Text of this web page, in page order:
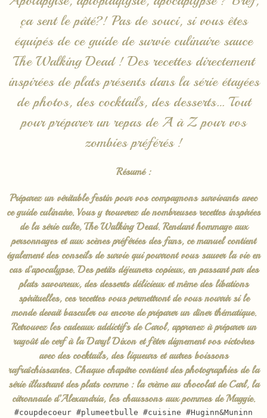
ça sent le pâté?! Pas de souci, si vous êtes
équipés de ce guide de survie culinaire sauce
The Walking Dead ! Des recettes directement
inspirées de plats présents dans la série étayées
de photos, des cocktails, des desserts… Tout
pour préparer un repas de A à Z pour vos
zombies préférés !
Résumé :
Préparez un véritable festin pour vos compagnons survivants avec
ce guide culinaire. Vous y trouverez de nombreuses recettes inspirées
de la série culte, The Walking Dead. Rendant hommage aux
personnages et aux scènes préférées des fans, ce manuel contient
également des conseils de survie qui pourront vous sauver la vie en
cas d’apocalypse. Des petits déjeuners copieux, en passant par des
plats savoureux, des desserts délicieux et même des libations
spirituelles, ces recettes vous permettront de vous nourrir si le
monde devait basculer ou encore de préparer un dîner thématique.
Retrouvez les cadeaux addictifs de Carol, apprenez à préparer un
ragoût de cerf à la Daryl Dixon et fêter dignement vos victoires
avec des cocktails, des liqueurs et autres boissons
rafraîchissantes. Chaque chapitre contient des photographies de la
série illustrant des plats comme : la crème au chocolat de Carl, la
citronnade d’Alexandria, les chaussons aux pommes de Maggie.
#coupdecoeur #plumeetbulle #cuisine #Huginn&Muninn